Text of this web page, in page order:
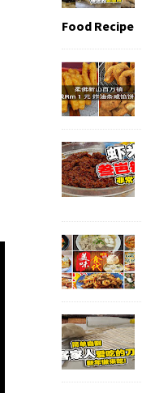
Food Recipe